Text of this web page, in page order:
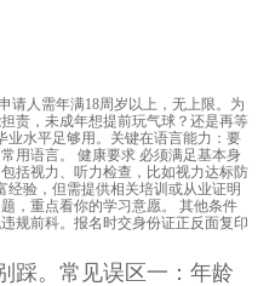
请人需年满18周岁以上，无上限。为
责，未成年想提前玩气球？还是再等
水平足够用。关键在语言能力：要
用语言。 健康要求 必须满足基本身
括视力、听力检查，比如视力达标防
经验，但需提供相关培训或从业证明
，重点看你的学习意愿。 其他条件
规前科。报名时交身份证正反面复印
踩。常见误区一：年龄